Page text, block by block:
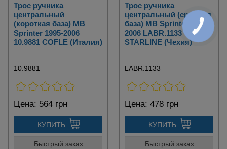
Трос ручника
центральный
(короткая база) MB
Sprinter 1995-2006
10.9881 COFLE (Италия)
10.9881
Цена: 564 грн
КУПИТЬ
Быстрый заказ
Трос ручника
центральный (средняя
база) MB Sprinter 1995-
2006 LABR.1133
STARLINE (Чехия)
LABR.1133
Цена: 478 грн
КУПИТЬ
Быстрый заказ